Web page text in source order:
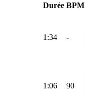
Durée BPM
1:34 -
1:06 90